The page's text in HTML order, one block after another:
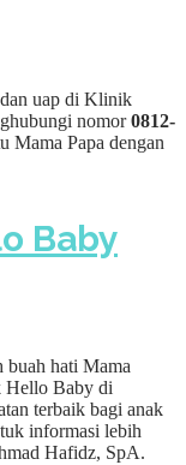
uap di Klinik
nomor0812-
Mama Papa dengan
Baby
buah hati Mama
Hello Baby di
terbaik bagi anak
informasi lebih
Hafidz, SpA.